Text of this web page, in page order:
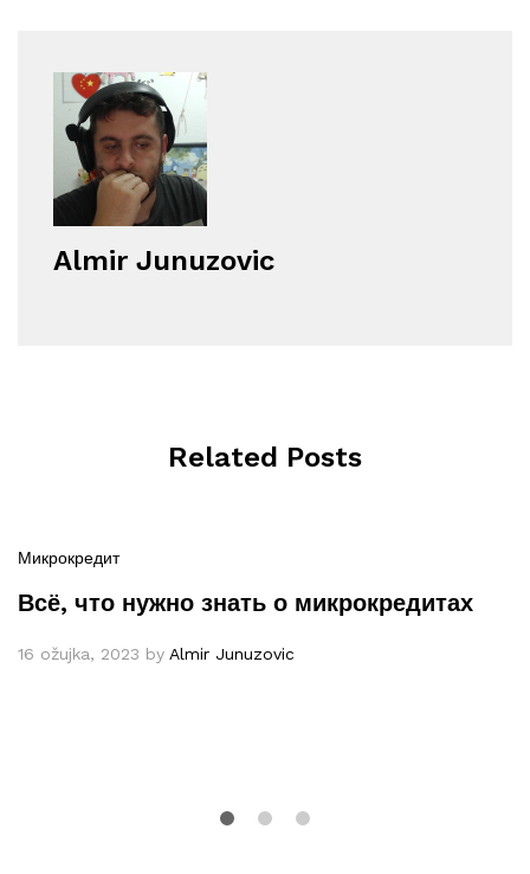
Almir Junuzovic
Related Posts
Микрокредит
Всё, что нужно знать о микрокредитах
16 ožujka, 2023 by Almir Junuzovic